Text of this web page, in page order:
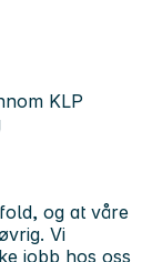
KLP
og at våre
Vi
jobb hos oss